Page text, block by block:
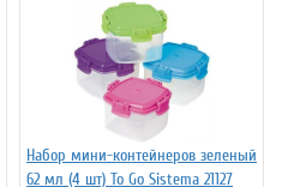
Набор мини-контейнеров зеленый
62 мл (4 шт) To Go Sistema 21127